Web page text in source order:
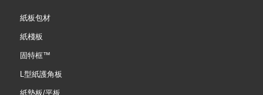
紙板包材
紙棧板
固特框™
L型紙護角板
紙墊板/平板